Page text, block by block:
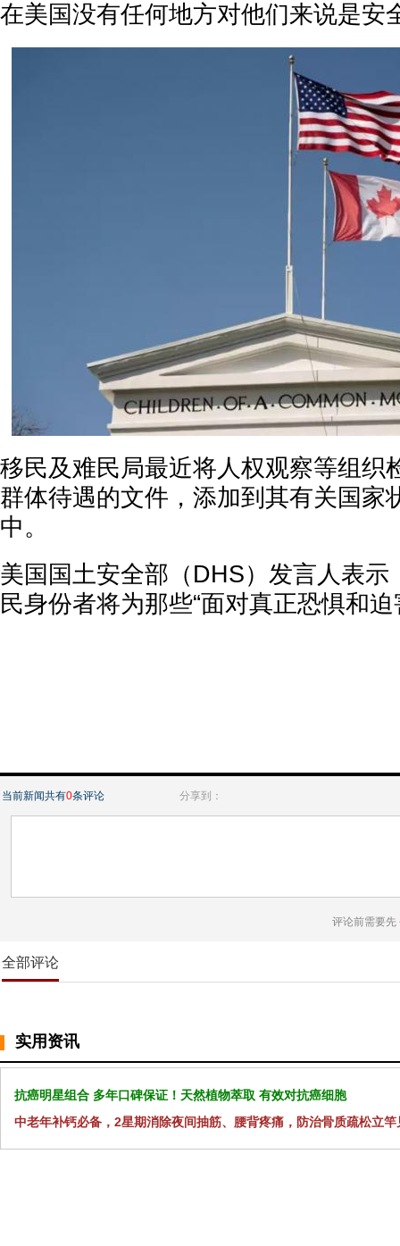
在美国没有任何地方对他们来说是安
移民及难民局最近将人权观察等组织
群体待遇的文件，添加到其有关国家
中。
美国国土安全部（DHS）发言人表示
民身份者将为那些“面对真正恐惧和
当前新闻共有0条评论 分享到：
评论前需要先
全部评论
实用资讯
抗癌明星组合 多年口碑保证！天然植物萃取 有效对抗癌细胞
中老年补钙必备，2星期消除夜间抽筋、腰背疼痛，防治骨质疏松立竿